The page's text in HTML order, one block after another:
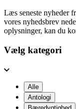
Læs seneste nyheder
vores nyhedsbrev
oplysninger, kan du
Vælg kategori
Alle
Antologi